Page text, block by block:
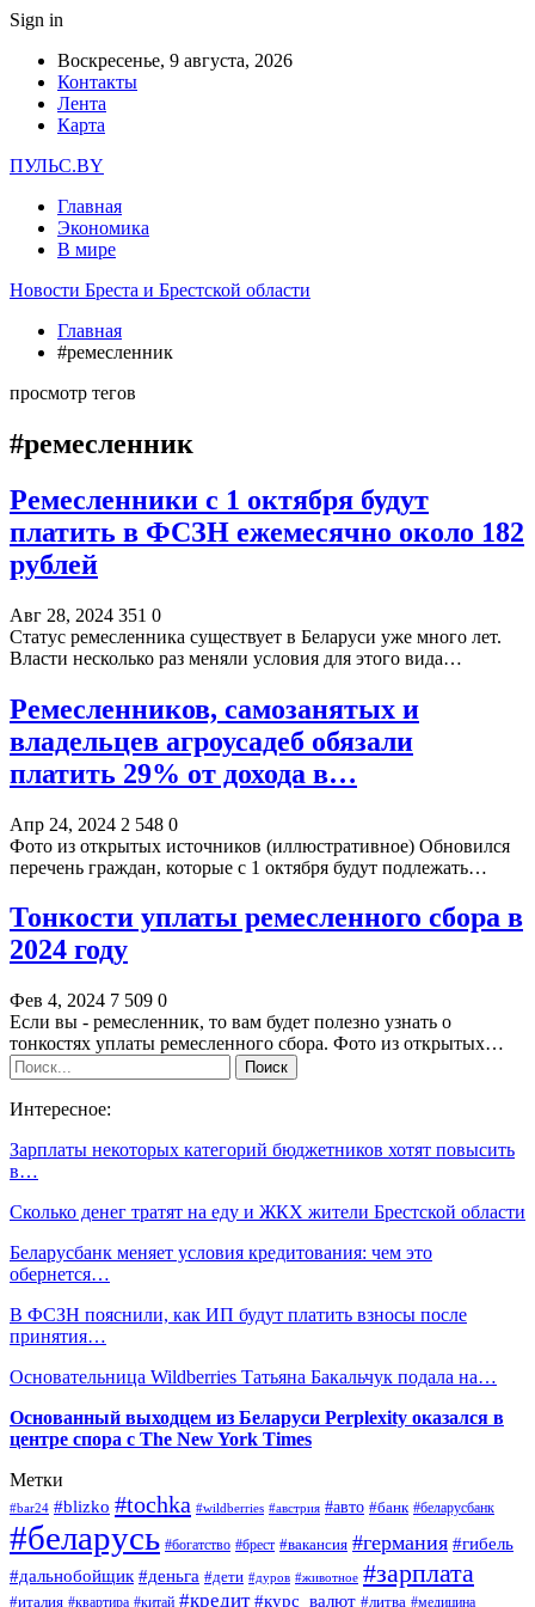
Sign in
Воскресенье, 9 августа, 2026
Контакты
Лента
Карта
ПУЛЬС.BY
Главная
Экономика
В мире
Новости Бреста и Брестской области
Главная
#ремесленник
просмотр тегов
#ремесленник
Ремесленники с 1 октября будут
платить в ФСЗН ежемесячно около 182
рублей
Авг 28, 2024 351 0
Статус ремесленника существует в Беларуси уже много лет.
Власти несколько раз меняли условия для этого вида…
Ремесленников, самозанятых и
владельцев агроусадеб обязали
платить 29% от дохода в…
Апр 24, 2024 2 548 0
Фото из открытых источников (иллюстративное) Обновился
перечень граждан, которые с 1 октября будут подлежать…
Тонкости уплаты ремесленного сбора в
2024 году
Фев 4, 2024 7 509 0
Если вы - ремесленник, то вам будет полезно узнать о
тонкостях уплаты ремесленного сбора. Фото из открытых…
Интересное:
Зарплаты некоторых категорий бюджетников хотят повысить
в…
Сколько денег тратят на еду и ЖКХ жители Брестской области
Беларусбанк меняет условия кредитования: чем это
обернется…
В ФСЗН пояснили, как ИП будут платить взносы после
принятия…
Основательница Wildberries Татьяна Бакальчук подала на…
Основанный выходцем из Беларуси Perplexity оказался в
центре спора с The New York Times
Метки
#bar24 #blizko #tochka #wildberries #австрия #авто #банк #беларусбанк
#беларусь #богатство #брест #вакансия #германия #гибель
#дальнобойщик #деньга #дети #дуров #животное #зарплата
#италия #квартира #китай #кредит #курс_валют #литва #медицина